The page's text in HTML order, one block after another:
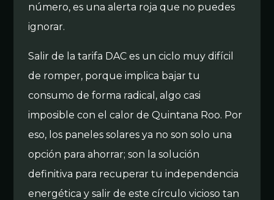
número, es una alerta roja que no puedes
ignorar.
Salir de la tarifa DAC es un ciclo muy difícil
de romper, porque implica bajar tu
consumo de forma radical, algo casi
imposible con el calor de Quintana Roo. Por
eso, los paneles solares ya no son solo una
opción para ahorrar; son la solución
definitiva para recuperar tu independencia
energética y salir de este círculo vicioso tan